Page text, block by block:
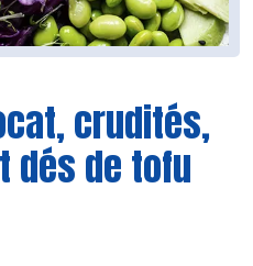
crudités,
dés de tofu